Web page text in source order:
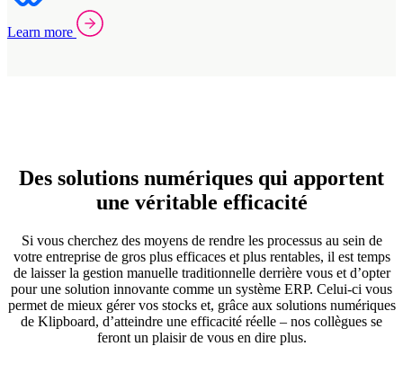
Learn more
Des solutions numériques qui apportent
une véritable efficacité
Si vous cherchez des moyens de rendre les processus au sein de
votre entreprise de gros plus efficaces et plus rentables, il est temps
de laisser la gestion manuelle traditionnelle derrière vous et d’opter
pour une solution innovante comme un système ERP. Celui‑ci vous
permet de mieux gérer vos stocks et, grâce aux solutions numériques
de Klipboard, d’atteindre une efficacité réelle – nos collègues se
feront un plaisir de vous en dire plus.